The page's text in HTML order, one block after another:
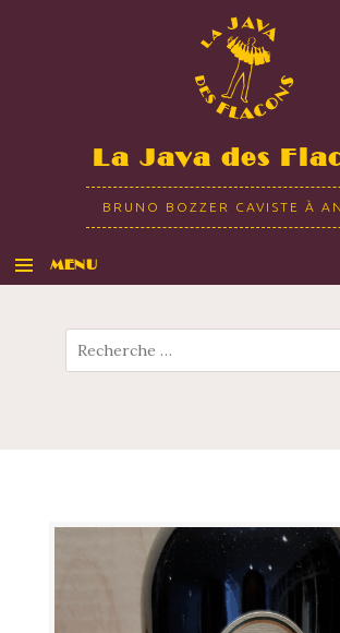
La Java des
BRUNO BOZZER CAVISTE À
MENU
Recherche